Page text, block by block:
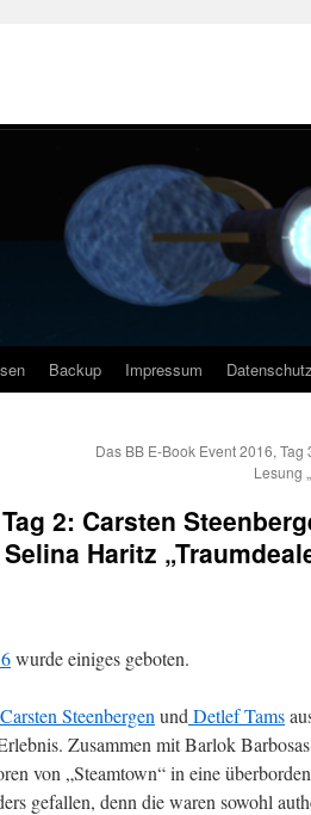
Backup Impressum
Das BB E-Book Event 2016, Tag
Lesung
2: Carsten
Haritz
wurde einiges geboten.
Carsten Steenbergen und Detlef Tams
Zusammen mit Barlok
von „Steamtown“ in eine
gefallen, denn die waren sowohl